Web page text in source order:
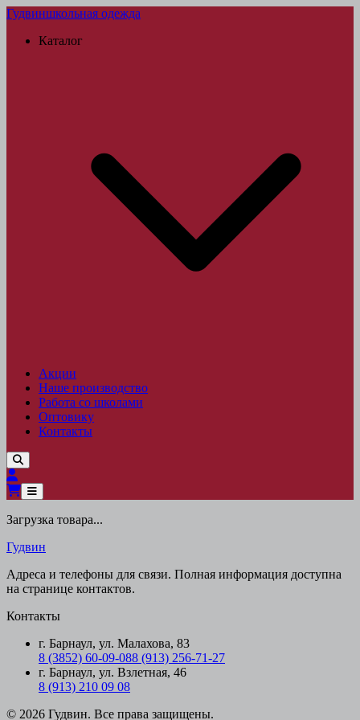
Гудвиншкольная одежда
Каталог
Акции
Наше производство
Работа со школами
Оптовику
Контакты
Загрузка товара...
Гудвин
Адреса и телефоны для связи. Полная информация доступна
на странице контактов.
Контакты
г. Барнаул, ул. Малахова, 83
8 (3852) 60-09-088 (913) 256-71-27
г. Барнаул, ул. Взлетная, 46
8 (913) 210 09 08
© 2026 Гудвин. Все права защищены.